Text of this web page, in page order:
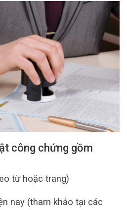
công chứng gồm
từ hoặc trang)
nay (tham khảo tại các